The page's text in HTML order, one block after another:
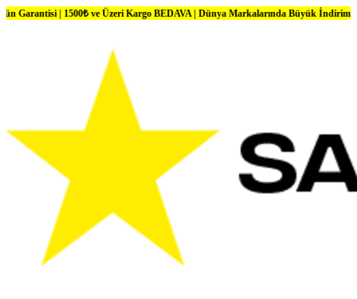
1500₺ ve Üzeri Kargo BEDAVA | Dünya Markalarında Büyük İndirimler